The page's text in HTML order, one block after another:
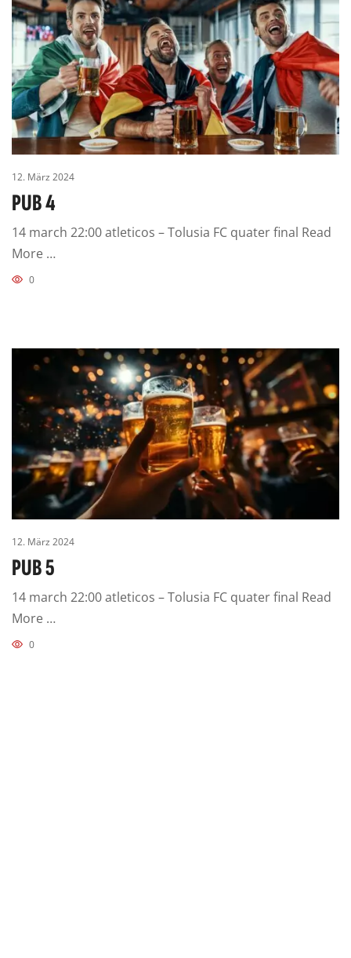
12. März 2024
PUB 4
14 march 22:00 atleticos – Tolusia FC quater final Read
More …
0
12. März 2024
PUB 5
14 march 22:00 atleticos – Tolusia FC quater final Read
More …
0